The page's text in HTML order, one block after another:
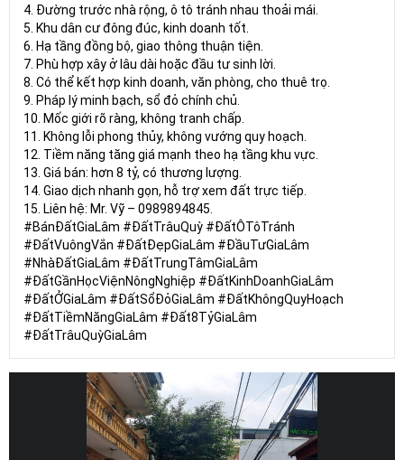
4. Đường trước nhà rộng, ô tô tránh nhau thoải mái.
5. Khu dân cư đông đúc, kinh doanh tốt.
6. Hạ tầng đồng bộ, giao thông thuận tiện.
7. Phù hợp xây ở lâu dài hoặc đầu tư sinh lời.
8. Có thể kết hợp kinh doanh, văn phòng, cho thuê trọ.
9. Pháp lý minh bạch, sổ đỏ chính chủ.
10. Mốc giới rõ ràng, không tranh chấp.
11. Không lỗi phong thủy, không vướng quy hoạch.
12. Tiềm năng tăng giá mạnh theo hạ tầng khu vực.
13. Giá bán: hơn 8 tỷ, có thương lượng.
14. Giao dịch nhanh gọn, hỗ trợ xem đất trực tiếp.
15. Liên hệ: Mr. Vỹ – 0989894845.
#BánĐấtGiaLâm #ĐấtTrâuQuỳ #ĐấtÔTôTránh
#ĐấtVuôngVắn #ĐấtĐẹpGiaLâm #ĐầuTưGiaLâm
#NhàĐấtGiaLâm #ĐấtTrungTâmGiaLâm
#ĐấtGầnHọcViệnNôngNghiệp #ĐấtKinhDoanhGiaLâm
#ĐấtỞGiaLâm #ĐấtSổĐỏGiaLâm #ĐấtKhôngQuyHoạch
#ĐấtTiềmNăngGiaLâm #Đất8TỷGiaLâm
#ĐấtTrâuQuỳGiaLâm